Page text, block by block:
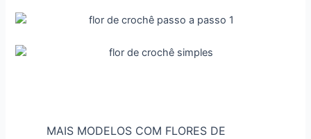
MAIS MODELOS COM FLORES DE